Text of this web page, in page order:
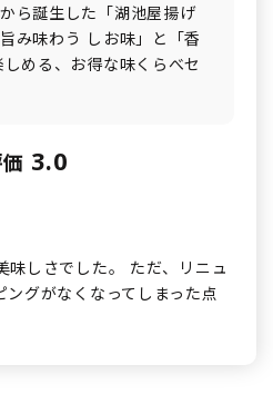
ら誕生した「湖池屋揚げ
み味わう しお味」と「香
める、お得な味くらべセ
3.0
味しさでした。 ただ、リニュ
ングがなくなってしまった点